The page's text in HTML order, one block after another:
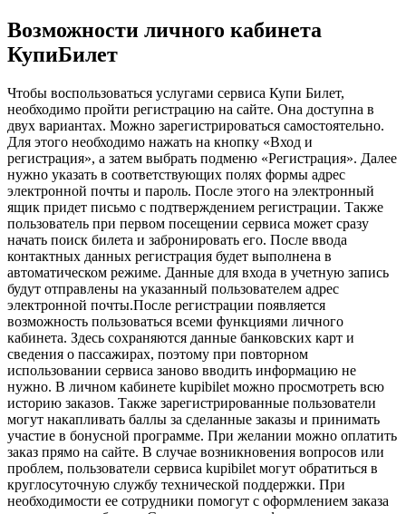
Возможности личного кабинета
КупиБилет
Чтобы воспользоваться услугами сервиса Купи Билет,
необходимо пройти регистрацию на сайте. Она доступна в
двух вариантах. Можно зарегистрироваться самостоятельно.
Для этого необходимо нажать на кнопку «Вход и
регистрация», а затем выбрать подменю «Регистрация». Далее
нужно указать в соответствующих полях формы адрес
электронной почты и пароль. После этого на электронный
ящик придет письмо с подтверждением регистрации. Также
пользователь при первом посещении сервиса может сразу
начать поиск билета и забронировать его. После ввода
контактных данных регистрация будет выполнена в
автоматическом режиме. Данные для входа в учетную запись
будут отправлены на указанный пользователем адрес
электронной почты.После регистрации появляется
возможность пользоваться всеми функциями личного
кабинета. Здесь сохраняются данные банковских карт и
сведения о пассажирах, поэтому при повторном
использовании сервиса заново вводить информацию не
нужно. В личном кабинете kupibilet можно просмотреть всю
историю заказов. Также зарегистрированные пользователи
могут накапливать баллы за сделанные заказы и принимать
участие в бонусной программе. При желании можно оплатить
заказ прямо на сайте. В случае возникновения вопросов или
проблем, пользователи сервиса kupibilet могут обратиться в
круглосуточную службу технической поддержки. При
необходимости ее сотрудники помогут с оформлением заказа